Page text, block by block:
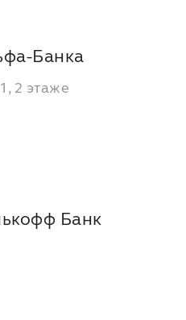
Банка
2 этаже
Банк